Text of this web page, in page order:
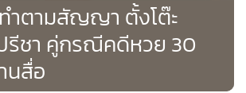
านำความเท็จไปฟ้องต่อศาล ซึ่งเราก็ได้
ราไปพูดนั้นเราฟ้องไปตามข้อเท็จจริง และ
ล
ำตามสัญญา ตั้งโต๊ะ
รีชา คู่กรณีคดีหวย 30
นสื่อ